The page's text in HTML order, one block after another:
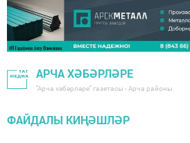
АРЧА ХӘБӘРЛӘРЕ
"Арча хәбәрләре" газетасы - Арча районы
ФАЙДАЛЫ КИҢӘШЛӘР